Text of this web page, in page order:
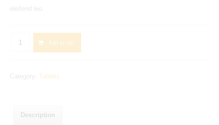
eleifend leo.
SAMSUNG
3
Tablet
Add to cart
Category: Tablets
Description